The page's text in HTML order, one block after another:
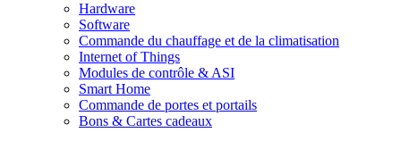
Hardware
Software
Commande du chauffage et de la climatisation
Internet of Things
Modules de contrôle & ASI
Smart Home
Commande de portes et portails
Bons & Cartes cadeaux